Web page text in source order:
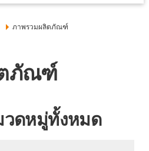
ภาพรวมผลิตภัณฑ์
ภัณฑ์
ดหมู่ทั้งหมด